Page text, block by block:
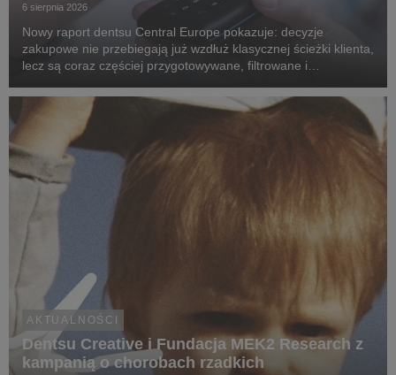
6 sierpnia 2026
Nowy raport dentsu Central Europe pokazuje: decyzje
zakupowe nie przebiegają już wzdłuż klasycznej ścieżki klienta,
lecz są coraz częściej przygotowywane, filtrowane i
inteligencji.
AKTUALNOŚCI
Dentsu Creative i Fundacja MEK2 Research z
kampanią o chorobach rzadkich